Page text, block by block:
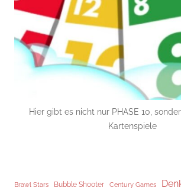
Hier gibt es nicht nur PHASE 10,
Kartenspiele
Brawl Stars Bubble Shooter Century Games